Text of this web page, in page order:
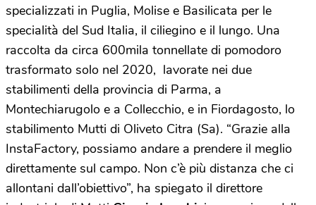
specializzati in Puglia, Molise e Basilicata per le
specialità del Sud Italia, il ciliegino e il lungo. Una
raccolta da circa 600mila tonnellate di pomodoro
trasformato solo nel 2020, lavorate nei due
stabilimenti della provincia di Parma, a
Montechiarugolo e a Collecchio, e in Fiordagosto, lo
stabilimento Mutti di Oliveto Citra (Sa). “Grazie alla
InstaFactory, possiamo andare a prendere il meglio
direttamente sul campo. Non c’è più distanza che ci
allontani dall’obiettivo”, ha spiegato il direttore